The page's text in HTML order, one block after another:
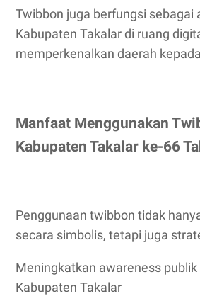
Twibbon juga berfungsi sebagai
Kabupaten Takalar di ruang
memperkenalkan daerah
Manfaat Menggunakan
Kabupaten Takalar ke-66
Penggunaan twibbon tidak
secara simbolis, tetapi juga
Meningkatkan awareness
Kabupaten Takalar